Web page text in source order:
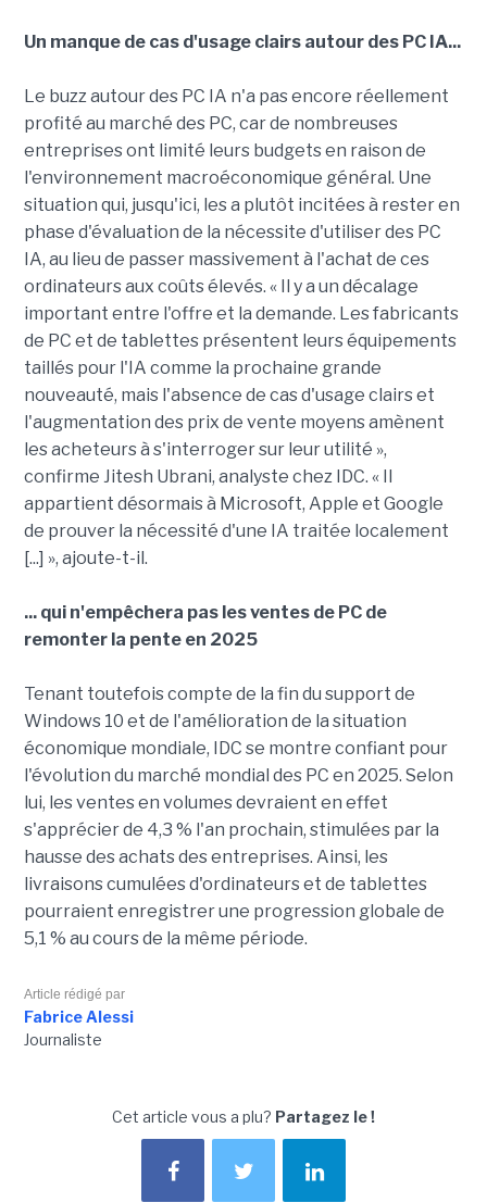
Un manque de cas d'usage clairs autour des PC IA...
Le buzz autour des PC IA n'a pas encore réellement
profité au marché des PC, car de nombreuses
entreprises ont limité leurs budgets en raison de
l'environnement macroéconomique général. Une
situation qui, jusqu'ici, les a plutôt incitées à rester en
phase d'évaluation de la nécessite d'utiliser des PC
IA, au lieu de passer massivement à l'achat de ces
ordinateurs aux coûts élevés. « Il y a un décalage
important entre l'offre et la demande. Les fabricants
de PC et de tablettes présentent leurs équipements
taillés pour l'IA comme la prochaine grande
nouveauté, mais l'absence de cas d'usage clairs et
l'augmentation des prix de vente moyens amènent
les acheteurs à s'interroger sur leur utilité »,
confirme Jitesh Ubrani, analyste chez IDC. « Il
appartient désormais à Microsoft, Apple et Google
de prouver la nécessité d'une IA traitée localement
[...] », ajoute-t-il.
... qui n'empêchera pas les ventes de PC de
remonter la pente en 2025
Tenant toutefois compte de la fin du support de
Windows 10 et de l'amélioration de la situation
économique mondiale, IDC se montre confiant pour
l'évolution du marché mondial des PC en 2025. Selon
lui, les ventes en volumes devraient en effet
s'apprécier de 4,3 % l'an prochain, stimulées par la
hausse des achats des entreprises. Ainsi, les
livraisons cumulées d'ordinateurs et de tablettes
pourraient enregistrer une progression globale de
5,1 % au cours de la même période.
Article rédigé par
Fabrice Alessi
Journaliste
Cet article vous a plu? Partagez le !